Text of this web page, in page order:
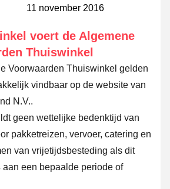
11 november 2016
voert de Algemene
Thuiswinkel
Voorwaarden Thuiswinkel gelden
vindbaar op de website van
N.V..
geen wettelijke bedenktijd van
pakketreizen, vervoer, catering en
van vrijetijdsbesteding als dit
aan een bepaalde periode of